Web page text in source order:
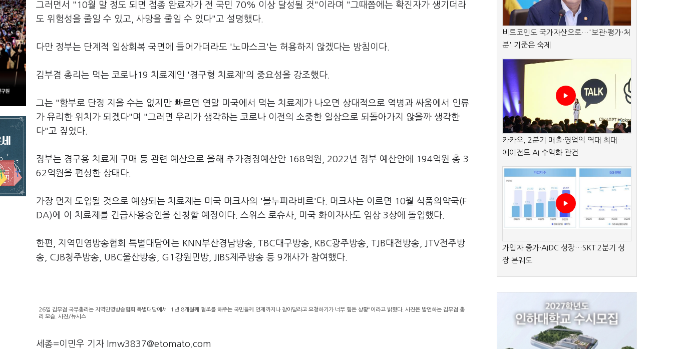
그러면서 "10월 말 정도 되면 접종 완료자가 전 국민 70% 이상 달성될 것"이라며 "그때쯤에는 확진자가 생기더라
도 위험성을 줄일 수 있고, 사망을 줄일 수 있다"고 설명했다.
다만 정부는 단계적 일상회복 국면에 들어가더라도 '노마스크'는 허용하지 않겠다는 방침이다.
김부겸 총리는 먹는 코로나19 치료제인 '경구형 치료제'의 중요성을 강조했다.
그는 "함부로 단정 지을 수는 없지만 빠르면 연말 미국에서 먹는 치료제가 나오면 상대적으로 역병과 싸움에서 인류
가 유리한 위치가 되겠다"며 "그러면 우리가 생각하는 코로나 이전의 소중한 일상으로 되돌아가지 않을까 생각한
다"고 짚었다.
정부는 경구용 치료제 구매 등 관련 예산으로 올해 추가경정예산안 168억원, 2022년 정부 예산안에 194억원 총 3
62억원을 편성한 상태다.
가장 먼저 도입될 것으로 예상되는 치료제는 미국 머크사의 '몰누피라비르'다. 머크사는 이르면 10월 식품의약국(F
DA)에 이 치료제를 긴급사용승인을 신청할 예정이다. 스위스 로슈사, 미국 화이자사도 임상 3상에 돌입했다.
한편, 지역민영방송협회 특별대담에는 KNN부산경남방송, TBC대구방송, KBC광주방송, TJB대전방송, JTV전주방
송, CJB청주방송, UBC울산방송, G1강원민방, JIBS제주방송 등 9개사가 참여했다.
26일 김부겸 국무총리는 지역민영방송협회 특별대담에서 "1년 8개월째 협조를 해주는 국민들께 언제까지나 참아달라고 요청하기가 너무 힘든 상황"이라고 밝혔다. 사진은 발언하는 김부겸 총
리 모습. 사진/뉴시스
세종=이민우 기자 lmw3837@etomato.com
비트코인도 국가자산으로…'보관·평가·처
분' 기준은 숙제
카카오, 2분기 매출·영업익 역대 최대…
에이전트 AI 수익화 관건
가입자 증가·AIDC 성장…SKT 2분기 성
장 본궤도